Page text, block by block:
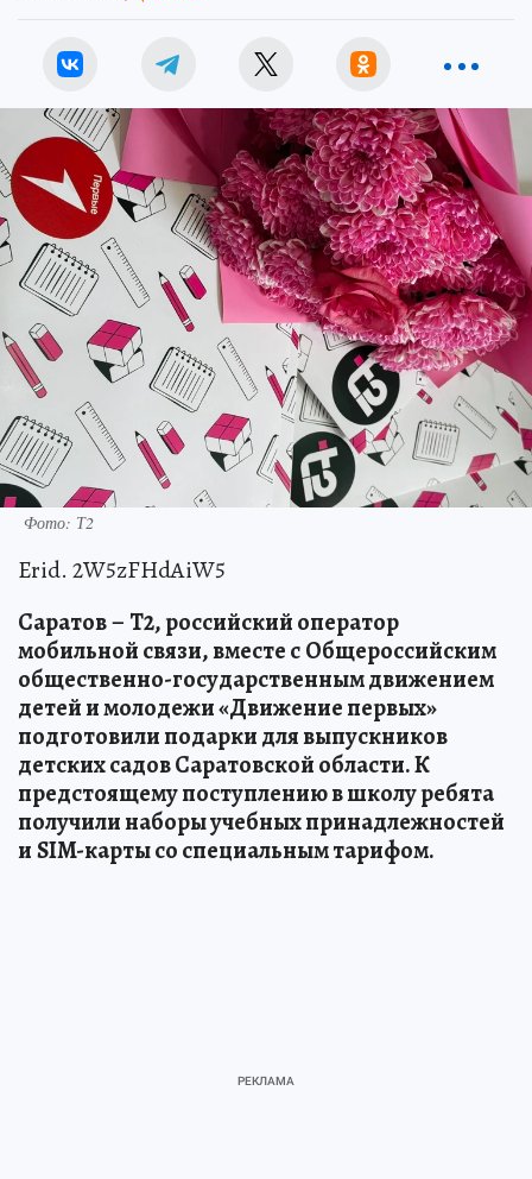
Фото: Т2
Erid. 2W5zFHdAiW5
Саратов– T2, российский оператор
мобильной связи, вместе сОбщероссийским
общественно-государственным движением
детей и молодежи «Движение первых»
подготовили подарки для выпускников
детских садов Саратовской области. К
предстоящему поступлению в школу ребята
получили наборы учебных принадлежностей
иSIM-карты со специальным тарифом.